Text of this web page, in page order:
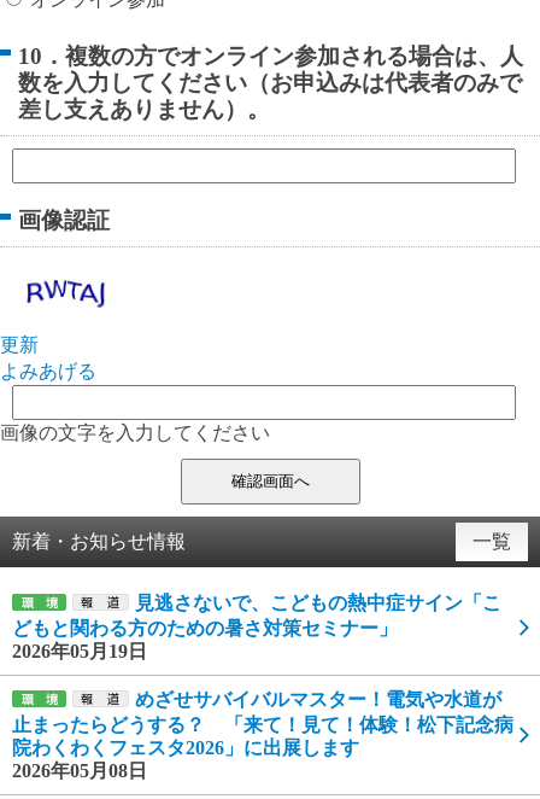
10．複数の方でオンライン参加される場合は、人
数を入力してください（お申込みは代表者のみで
差し支えありません）。
画像認証
更新
よみあげる
画像の文字を入力してください
新着・お知らせ情報 一覧
見逃さないで、こどもの熱中症サイン「こ
どもと関わる方のための暑さ対策セミナー」
2026年05月19日
めざせサバイバルマスター！電気や水道が
止まったらどうする？ 「来て！見て！体験！松下記念病
院わくわくフェスタ2026」に出展します
2026年05月08日